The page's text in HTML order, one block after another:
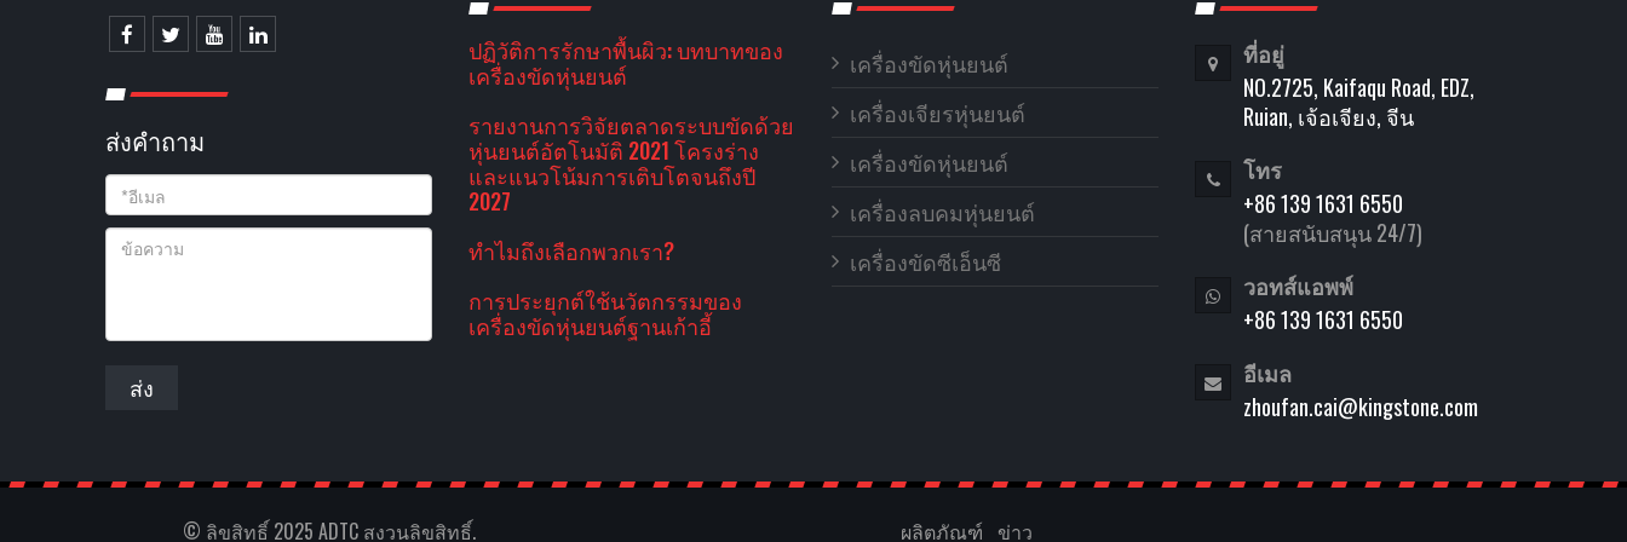
ส่งคําถาม
ส่ง
ปฏิวัติการรักษาพื้นผิว: บทบาทของ
เครื่องขัดหุ่นยนต์
รายงานการวิจัยตลาดระบบขัดด้วย
หุ่นยนต์อัตโนมัติ 2021 โครงร่าง
และแนวโน้มการเติบโตจนถึงปี
2027
ทําไมถึงเลือกพวกเรา?
การประยุกต์ใช้นวัตกรรมของ
เครื่องขัดหุ่นยนต์ฐานเก้าอี้
เครื่องขัดหุ่นยนต์
เครื่องเจียรหุ่นยนต์
เครื่องขัดหุ่นยนต์
เครื่องลบคมหุ่นยนต์
เครื่องขัดซีเอ็นซี
ที่อยู่
NO.2725, Kaifaqu Road, EDZ,
Ruian, เจ้อเจียง, จีน
โทร
+86 139 1631 6550
(สายสนับสนุน 24/7)
วอทส์แอพพ์
+86 139 1631 6550
อีเมล
zhoufan.cai@kingstone.com
© ลิขสิทธิ์ 2025 ADTC สงวนลิขสิทธิ์. ผลิตภัณฑ์ ข่าว